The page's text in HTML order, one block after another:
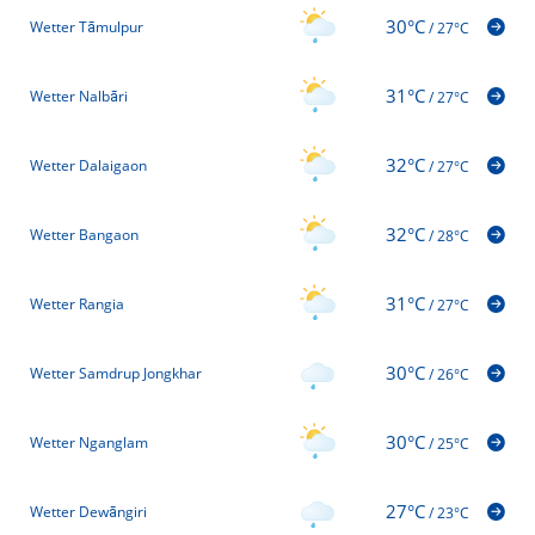
Wetter Tāmulpur 30°C/27°C
Wetter Nalbāri 31°C/27°C
Wetter Dalaigaon 32°C/27°C
Wetter Bangaon 32°C/28°C
Wetter Rangia 31°C/27°C
Wetter Samdrup Jongkhar 30°C/26°C
Wetter Nganglam 30°C/25°C
Wetter Dewāngiri 27°C/23°C